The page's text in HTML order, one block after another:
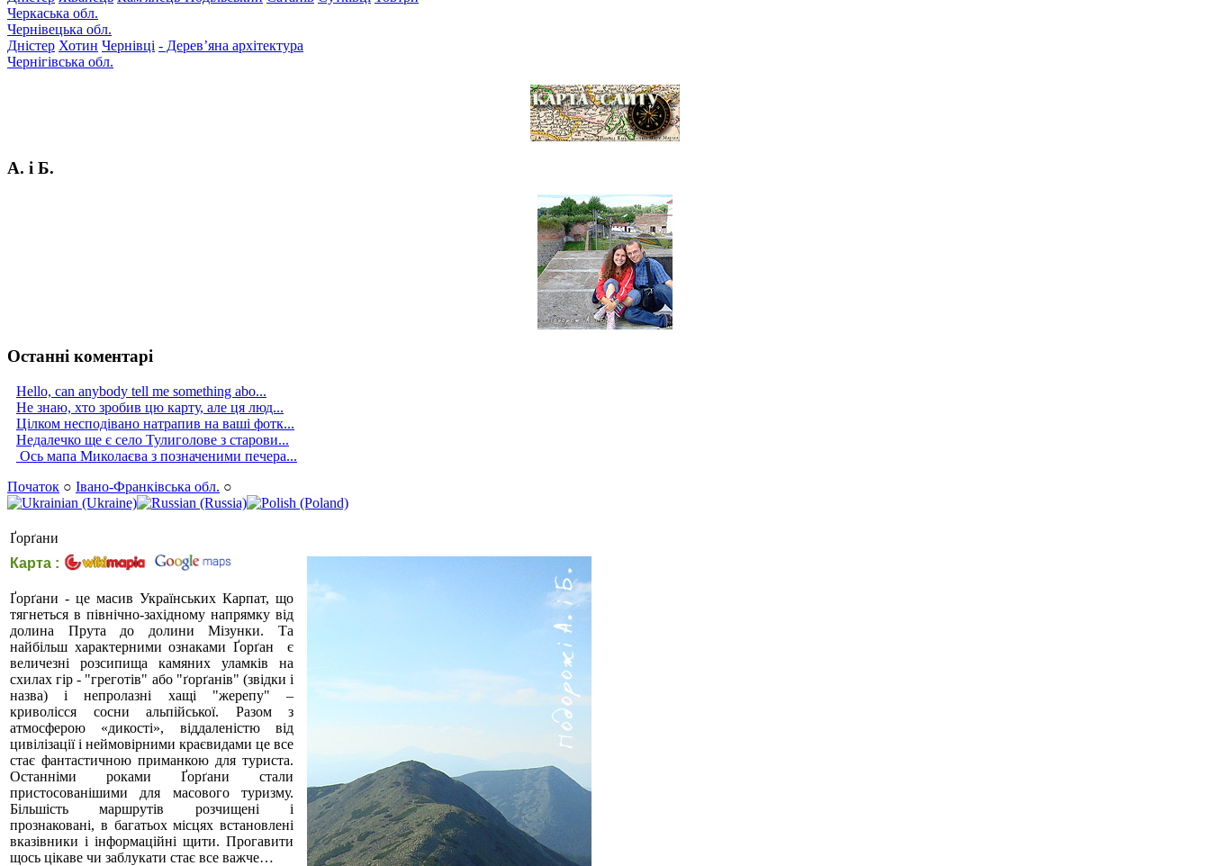
Черкаська обл.
Чернівецька обл.
Дністер Хотин Чернівці - Дерев’яна архітектура
Чернігівська обл.
А. і Б.
Останні коментарі
Hello, can anybody tell me something abo...
Не знаю, хто зробив цю карту, але ця люд...
Цілком несподівано натрапив на ваші фотк...
Недалечко ще є село Тулиголове з старови...
Ось мапа Миколаєва з позначеними печера...
Початок ○ Івано-Франківська обл. ○
Ґорґани
Карта :
Ґорґани - це масив Українських Карпат, що
тягнеться в північно-західному напрямку від
долина Прута до долини Мізунки. Та
найбільш характерними ознаками Ґорґан є
величезні розсипища камяних уламків на
схилах гір - "греготів" або "ґорґанів" (звідки і
назва) і непролазні хащі "жерепу" –
криволісся сосни альпійської. Разом з
атмосферою «дикості», віддаленістю від
цивілізації і неймовірними краєвидами це все
стає фантастичною приманкою для туриста.
Останніми роками Ґорґани стали
пристосованішими для масового туризму.
Більшість маршрутів розчищені і
прознаковані, в багатьох місцях встановлені
вказівники і інформаційні щити. Прогавити
щось цікаве чи заблукати стає все важче…